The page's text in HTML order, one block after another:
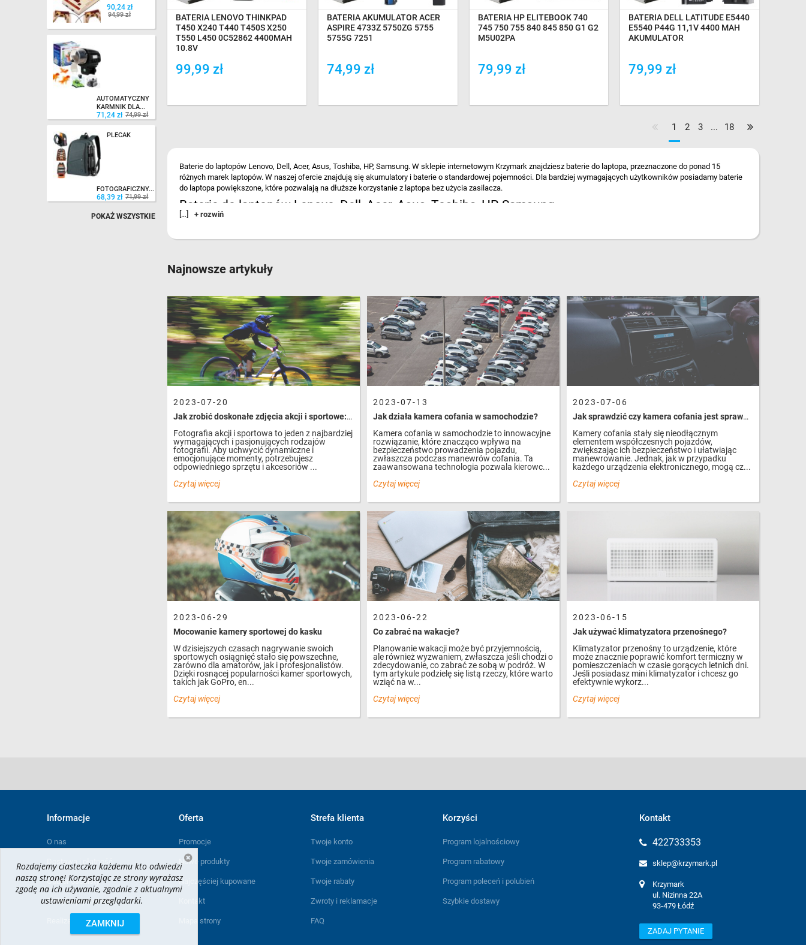
90,24 zł
94,99 zł
90,24 zł 94,99 zł
AUTOMATYCZNY
KARMNIK DLA...
71,24 zł 74,99 zł
PLECAK
FOTOGRAFICZNY...
68,39 zł 71,99 zł
68,39 zł
POKAŻ WSZYSTKIE
BATERIA LENOVO THINKPAD
T450 X240 T440 T450S X250
T550 L450 0C52862 4400MAH
10.8V
99,99 zł
BATERIA AKUMULATOR ACER
ASPIRE 4733Z 5750ZG 5755
5755G 7251
74,99 zł
BATERIA HP ELITEBOOK 740
745 750 755 840 845 850 G1 G2
M5U02PA
79,99 zł
BATERIA DELL LATITUDE E5440
E5540 P44G 11,1V 4400 MAH
AKUMULATOR
79,99 zł
1 2 3 ... 18
Baterie do laptopów Lenovo, Dell, Acer, Asus, Toshiba, HP, Samsung. W sklepie internetowym Krzymark znajdziesz baterie do laptopa, przeznaczone do ponad 15
różnych marek laptopów. W naszej ofercie znajdują się akumulatory i baterie o standardowej pojemności. Dla bardziej wymagających użytkowników posiadamy baterie
do laptopa powiększone, które pozwalają na dłuższe korzystanie z laptopa bez użycia zasilacza.
Baterie do laptopów Lenovo, Dell, Acer, Asus, Toshiba, HP, Samsung
number) znajduje się na etykiecie akumulatora. Obok niej możemy znaleźć napięcie (V) oraz pojemność (mAh, Wh). Wybieranie baterii tylko po oznaczeniu modelu
rozmieszczeniem gniazda i wielkością. Pamiętaj, aby upewnić się, czy wybrane baterie do laptopów rzeczywiście będą odpowiednie dla posiadanego modelu Lenovo,
Dell, Acer, Asus, Toshiba, HP, Samsung.
Baterie do laptopów wybrane zgodnie z posiadanym urządzeniem oraz powyższymi wskazówkami będą efektywnie służyły podczas pracy na laptopie. Bateria do
laptopa może charakteryzować się ponad 18 różnymi pojemnościami oraz zawierać określoną ilość ogniw, jednak kluczowa przy wyborze baterii do laptopa jest
kompatybilność. Sprawdź całą ofertę lub skorzystaj z wyszukiwarki, by odnaleźć baterie do laptopa, który posiadasz.
....
[…] + rozwiń
Najnowsze artykuły
2023-07-20
Jak zrobić doskonałe zdjęcia akcji i sportowe: 5 kluczowych akcesoriów, które Ci w tym pomogą
Fotografia akcji i sportowa to jeden z najbardziej
wymagających i pasjonujących rodzajów
fotografii. Aby uchwycić dynamiczne i
emocjonujące momenty, potrzebujesz
odpowiedniego sprzętu i akcesoriów ...
Czytaj więcej
2023-07-13
Jak działa kamera cofania w samochodzie?
Kamera cofania w samochodzie to innowacyjne
rozwiązanie, które znacząco wpływa na
bezpieczeństwo prowadzenia pojazdu,
zwłaszcza podczas manewrów cofania. Ta
zaawansowana technologia pozwala kierowc...
Czytaj więcej
2023-07-06
Jak sprawdzić czy kamera cofania jest sprawna?
Kamery cofania stały się nieodłącznym
elementem współczesnych pojazdów,
zwiększając ich bezpieczeństwo i ułatwiając
manewrowanie. Jednak, jak w przypadku
każdego urządzenia elektronicznego, mogą cz...
Czytaj więcej
2023-06-29
Mocowanie kamery sportowej do kasku
W dzisiejszych czasach nagrywanie swoich
sportowych osiągnięć stało się powszechne,
zarówno dla amatorów, jak i profesjonalistów.
Dzięki rosnącej popularności kamer sportowych,
takich jak GoPro, en...
Czytaj więcej
2023-06-22
Co zabrać na wakacje?
Planowanie wakacji może być przyjemnością,
ale również wyzwaniem, zwłaszcza jeśli chodzi o
zdecydowanie, co zabrać ze sobą w podróż. W
tym artykule podzielę się listą rzeczy, które warto
wziąć na w...
Czytaj więcej
2023-06-15
Jak używać klimatyzatora przenośnego?
Klimatyzator przenośny to urządzenie, które
może znacznie poprawić komfort termiczny w
pomieszczeniach w czasie gorących letnich dni.
Jeśli posiadasz mini klimatyzator i chcesz go
efektywnie wykorz...
Czytaj więcej
Informacje
O nas
Dostawa i płatność
Odbiór osobisty
Polityka prywatności
Realizacja projektu
Oferta
Promocje
Nowe produkty
Najczęściej kupowane
Kontakt
Mapa strony
Strefa klienta
Twoje konto
Twoje zamówienia
Twoje rabaty
Zwroty i reklamacje
FAQ
Korzyści
Program lojalnościowy
Program rabatowy
Program poleceń i polubień
Szybkie dostawy
Kontakt
422733353
sklep@krzymark.pl
Krzymark
ul. Nizinna 22A
93-479 Łódź
ZADAJ PYTANIE
Rozdajemy ciasteczka każdemu kto odwiedzi
naszą stronę! Korzystając ze strony wyrażasz
zgodę na ich używanie, zgodnie z aktualnymi
ustawieniami przeglądarki.
ZAMKNIJ